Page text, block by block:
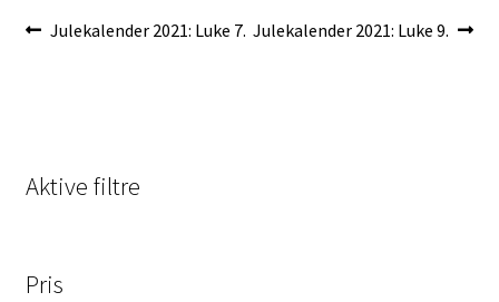
Innleggsnavigasjon
Forrige
Julekalender 2021: Luke 7. Neste
Julekalender 2021: Luke 9.
Aktive filtre
Pris